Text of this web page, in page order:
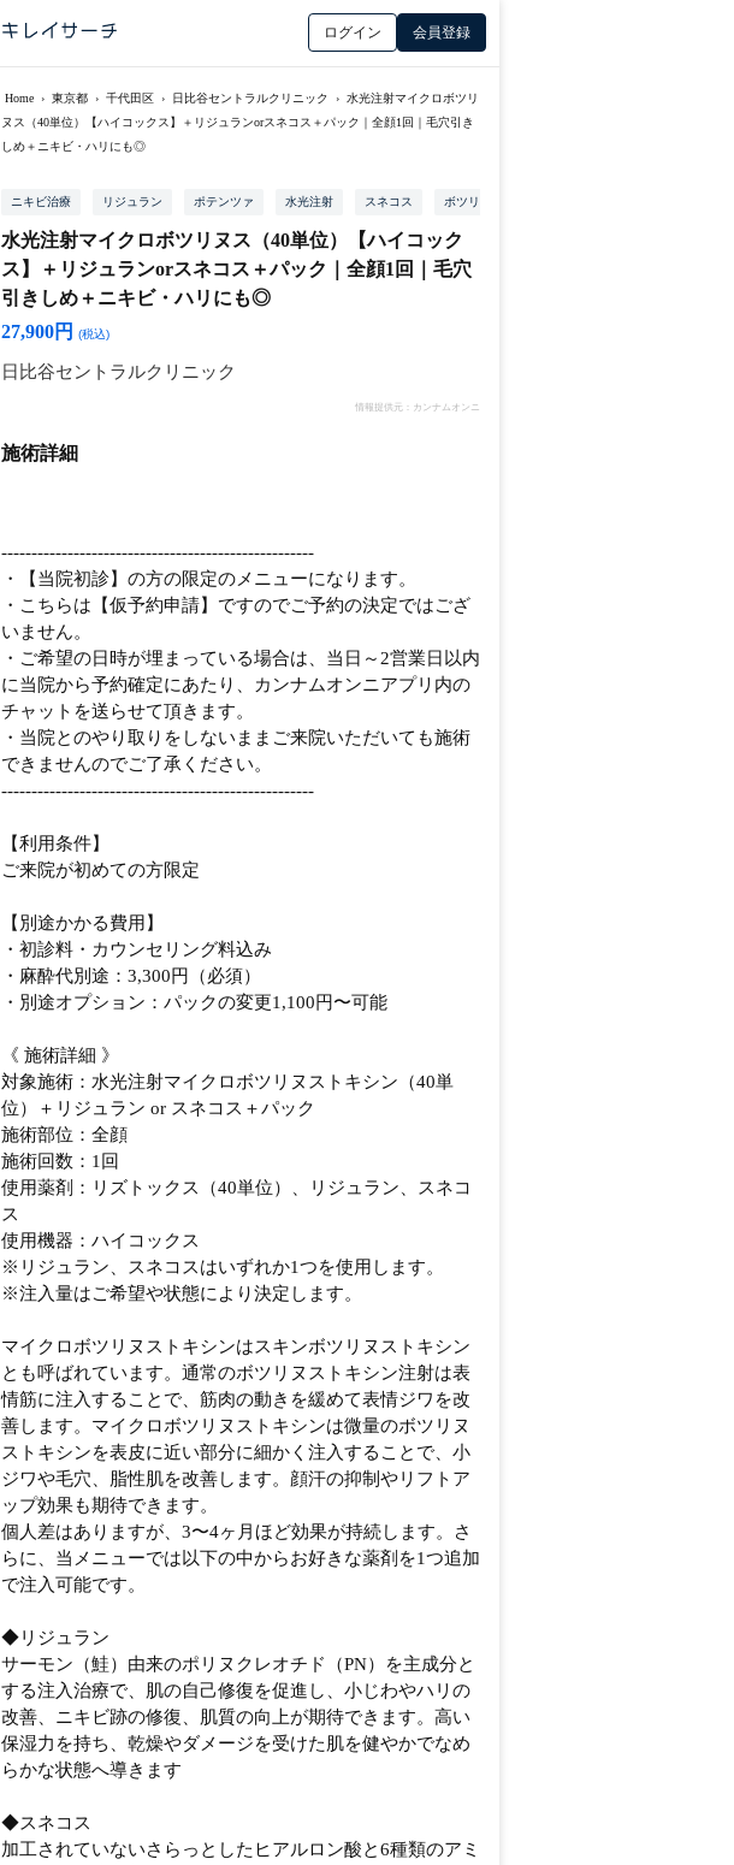
ログイン 会員登録
Home › 東京都 › 千代田区 › 日比谷セントラルクリニック › 水光注射マイクロボツリ
ヌス（40単位）【ハイコックス】＋リジュランorスネコス＋パック｜全顔1回｜毛穴引き
しめ＋ニキビ・ハリにも◎
ニキビ治療 リジュラン ポテンツァ 水光注射 スネコス ボツリヌストキシン
水光注射マイクロボツリヌス（40単位）【ハイコック
ス】＋リジュランorスネコス＋パック｜全顔1回｜毛穴
引きしめ＋ニキビ・ハリにも◎
27,900円
(税込)
日比谷セントラルクリニック
情報提供元：カンナムオンニ
施術詳細
----------------------------------------------------
・【当院初診】の方の限定のメニューになります。
・こちらは【仮予約申請】ですのでご予約の決定ではござ
いません。
・ご希望の日時が埋まっている場合は、当日～2営業日以内
に当院から予約確定にあたり、カンナムオンニアプリ内の
チャットを送らせて頂きます。
・当院とのやり取りをしないままご来院いただいても施術
できませんのでご了承ください。
----------------------------------------------------
【利用条件】
ご来院が初めての方限定
【別途かかる費用】
・初診料・カウンセリング料込み
・麻酔代別途：3,300円（必須）
・別途オプション：パックの変更1,100円〜可能
《 施術詳細 》
対象施術：水光注射マイクロボツリヌストキシン（40単
位）＋リジュラン or スネコス＋パック
施術部位：全顔
施術回数：1回
使用薬剤：リズトックス（40単位）、リジュラン、スネコ
ス
使用機器：ハイコックス
※リジュラン、スネコスはいずれか1つを使用します。
※注入量はご希望や状態により決定します。
マイクロボツリヌストキシンはスキンボツリヌストキシン
とも呼ばれています。通常のボツリヌストキシン注射は表
情筋に注入することで、筋肉の動きを緩めて表情ジワを改
善します。マイクロボツリヌストキシンは微量のボツリヌ
ストキシンを表皮に近い部分に細かく注入することで、小
ジワや毛穴、脂性肌を改善します。顔汗の抑制やリフトア
ップ効果も期待できます。
個人差はありますが、3〜4ヶ月ほど効果が持続します。さ
らに、当メニューでは以下の中からお好きな薬剤を1つ追加
で注入可能です。
◆リジュラン
サーモン（鮭）由来のポリヌクレオチド（PN）を主成分と
する注入治療で、肌の自己修復を促進し、小じわやハリの
改善、ニキビ跡の修復、肌質の向上が期待できます。高い
保湿力を持ち、乾燥やダメージを受けた肌を健やかでなめ
らかな状態へ導きます
◆スネコス
加工されていないさらっとしたヒアルロン酸と6種類のアミ